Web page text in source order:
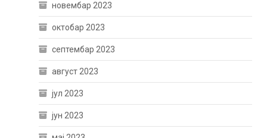
новембар 2023
октобар 2023
септембар 2023
август 2023
јул 2023
јун 2023